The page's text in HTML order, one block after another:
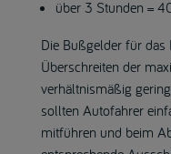
über 3 Stunden =
Die Bußgelder für das
Überschreiten der
verhältnismäßig
sollten Autofahrer
mitführen und beim